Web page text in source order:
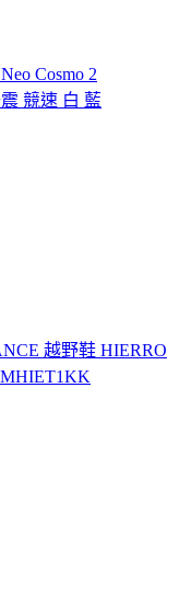
Cosmo 2
競速 白 藍
越野鞋 HIERRO